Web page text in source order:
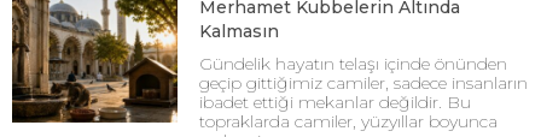
Merhamet Kubbelerin Altında
Kalmasın
Gündelik hayatın telaşı içinde önünden
geçip gittiğimiz camiler, sadece insanların
ibadet ettiği mekanlar değildir. Bu
topraklarda camiler, yüzyıllar boyunca